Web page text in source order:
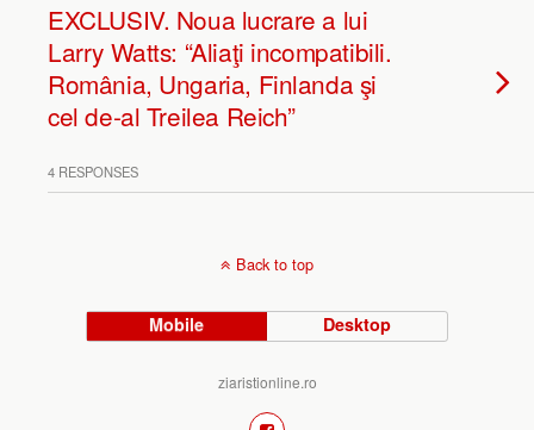
EXCLUSIV. Noua lucrare a lui
Larry Watts: “Aliaţi incompatibili.
România, Ungaria, Finlanda şi
cel de-al Treilea Reich”
4 RESPONSES
Back to top
Mobile Desktop
ziaristionline.ro